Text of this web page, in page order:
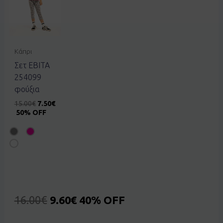
Κάπρι
Σετ EBITA
254099
φούξια
15.00€ 7.50€
50% OFF
16.00€ 9.60€ 40% OFF